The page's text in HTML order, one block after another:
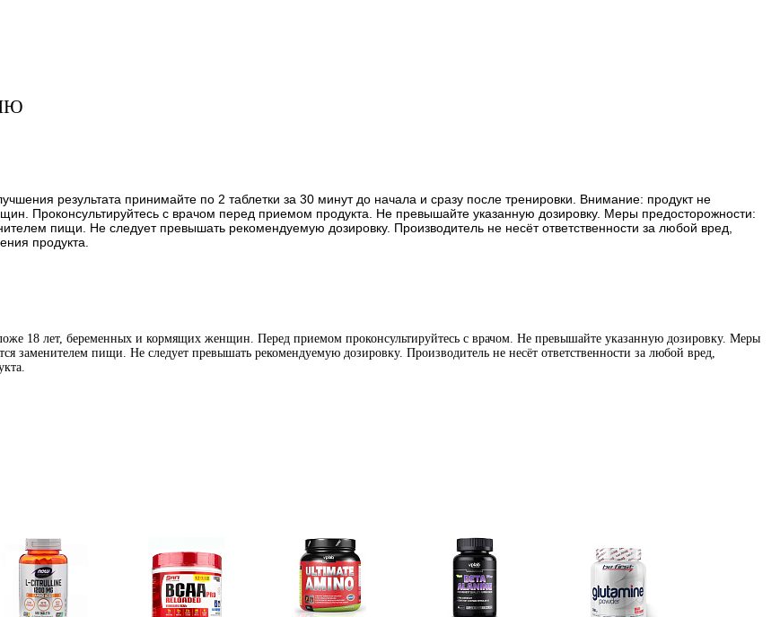
результата принимайте по 2 таблетки за 30 минут до начала и сразу после тренировки. Внимание: продукт не
Проконсультируйтесь с врачом перед приемом продукта. Не превышайте указанную дозировку. Меры предосторожности:
пищи. Не следует превышать рекомендуемую дозировку. Производитель не несёт ответственности за любой вред,
продукта.
18 лет, беременных и кормящих женщин. Перед приемом проконсультируйтесь с врачом. Не превышайте указанную дозировку. Меры
заменителем пищи. Не следует превышать рекомендуемую дозировку. Производитель не несёт ответственности за любой вред,